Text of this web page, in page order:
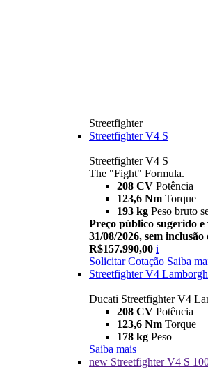
Streetfighter
Streetfighter V4 S
Streetfighter V4 S
The "Fight" Formula.
208 CV Potência
123,6 Nm Torque
193 kg Peso bruto
Preço público sugerido e
31/08/2026, sem inclusão
R$157.990,00 i
Solicitar Cotação Saiba
Streetfighter V4
Ducati Streetfighter V4
208 CV Potência
123,6 Nm Torque
178 kg Peso
Saiba mais
new Streetfighter V4 S